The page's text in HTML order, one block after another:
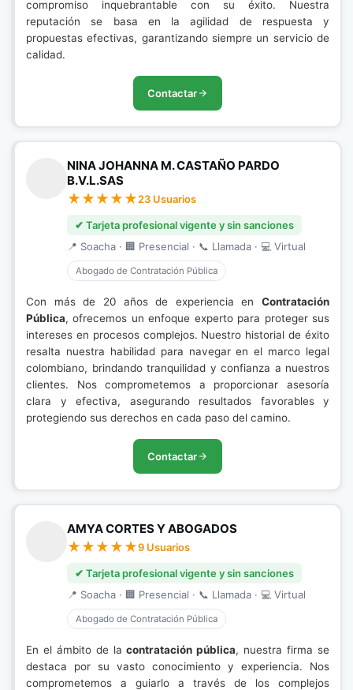
compromiso inquebrantable con su éxito. Nuestra
reputación se basa en la agilidad de respuesta y
propuestas efectivas, garantizando siempre un servicio de
calidad.
Contactar
NINA JOHANNA M. CASTAÑO PARDO
B.V.L.SAS
23 Usuarios
✔ Tarjeta profesional vigente y sin sanciones
📍 Soacha · 🏢 Presencial · 📞 Llamada · 💻 Virtual
Abogado de Contratación Pública
Con más de 20 años de experiencia en Contratación
Pública, ofrecemos un enfoque experto para proteger sus
intereses en procesos complejos. Nuestro historial de éxito
resalta nuestra habilidad para navegar en el marco legal
colombiano, brindando tranquilidad y confianza a nuestros
clientes. Nos comprometemos a proporcionar asesoría
clara y efectiva, asegurando resultados favorables y
protegiendo sus derechos en cada paso del camino.
Contactar
AMYA CORTES Y ABOGADOS
9 Usuarios
✔ Tarjeta profesional vigente y sin sanciones
📍 Soacha · 🏢 Presencial · 📞 Llamada · 💻 Virtual
Abogado de Contratación Pública
En el ámbito de lacontratación pública, nuestra firma se
destaca por su vasto conocimiento y experiencia. Nos
comprometemos a guiarlo a través de los complejos